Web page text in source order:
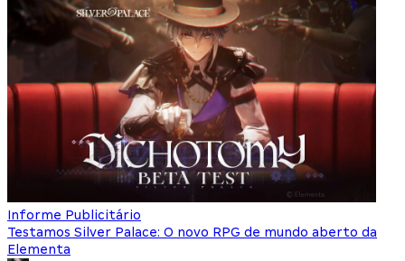
Informe Publicitário
Testamos Silver Palace: O novo RPG de mundo aberto da
Elementa